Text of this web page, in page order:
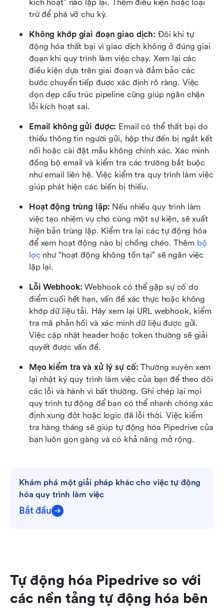
kích hoạt” nào lặp lại. Thêm điều kiện hoặc loại
trừ để phá vỡ chu kỳ.
Không khớp giai đoạn giao dịch: Đôi khi tự
động hóa thất bại vì giao dịch không ở đúng giai
đoạn khi quy trình làm việc chạy. Xem lại các
điều kiện dựa trên giai đoạn và đảm bảo các
bước chuyển tiếp được xác định rõ ràng. Việc
dọn dẹp cấu trúc pipeline cũng giúp ngăn chặn
lỗi kích hoạt sai.
Email không gửi được: Email có thể thất bại do
thiếu thông tin người gửi, hộp thư đến bị ngắt kết
nối hoặc cài đặt mẫu không chính xác. Xác minh
đồng bộ email và kiểm tra các trường bắt buộc
như email liên hệ. Việc kiểm tra quy trình làm việc
giúp phát hiện các biến bị thiếu.
Hoạt động trùng lặp: Nếu nhiều quy trình làm
việc tạo nhiệm vụ cho cùng một sự kiện, sẽ xuất
hiện bản trùng lặp. Kiểm tra lại các tự động hóa
để xem hoạt động nào bị chồng chéo. Thêm bộ
lọc như “hoạt động không tồn tại” sẽ ngăn việc
lặp lại.
Lỗi Webhook: Webhook có thể gặp sự cố do
điểm cuối hết hạn, vấn đề xác thực hoặc không
khớp dữ liệu tải. Hãy xem lại URL webhook, kiểm
tra mã phản hồi và xác minh dữ liệu được gửi.
Việc cập nhật header hoặc token thường sẽ giải
quyết được vấn đề.
Mẹo kiểm tra và xử lý sự cố: Thường xuyên xem
lại nhật ký quy trình làm việc của bạn để theo dõi
các lỗi và hành vi bất thường. Ghi chép lại mọi
quy trình tự động để bạn có thể nhanh chóng xác
định xung đột hoặc logic đã lỗi thời. Việc kiểm
tra hàng tháng sẽ giúp tự động hóa Pipedrive của
bạn luôn gọn gàng và có khả năng mở rộng.
Khám phá một giải pháp khác cho việc tự động
hóa quy trình làm việc
Bắt đầu
Tự động hóa Pipedrive so với
các nền tảng tự động hóa bên